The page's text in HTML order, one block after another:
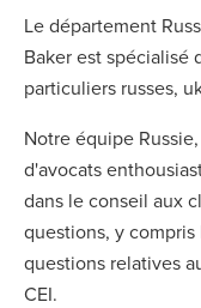
Le département
Baker est spécialisé
particuliers russes,
Notre équipe
d'avocats
dans le conseil aux
questions, y
questions relatives
CEI.